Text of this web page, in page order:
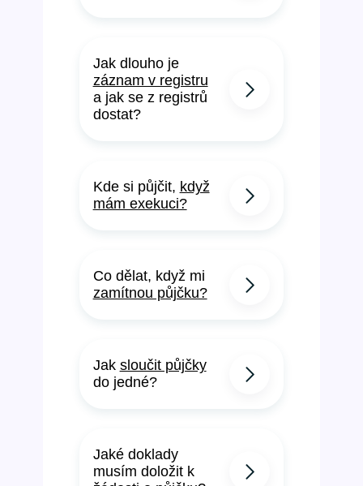
Jak dlouho je
záznam v registru
a jak se z registrů
dostat?
Kde si půjčit, když
mám exekuci?
Co dělat, když mi
zamítnou půjčku?
Jak sloučit půjčky
do jedné?
Jaké doklady
musím doložit k